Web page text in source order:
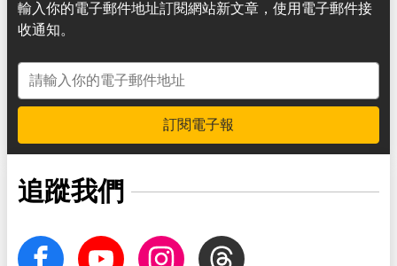
輸入你的電子郵件地址訂閱網站新文章，使用電子郵件接
收通知。
電子郵件地址
訂閱電子報
追蹤我們
facebook Youtube InstagramThreads